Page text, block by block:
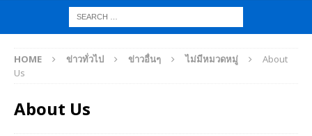
HOME ข่าวทั่วไป ข่าวอื่นๆ ไม่มีหมวดหมู่
About
Us
About Us